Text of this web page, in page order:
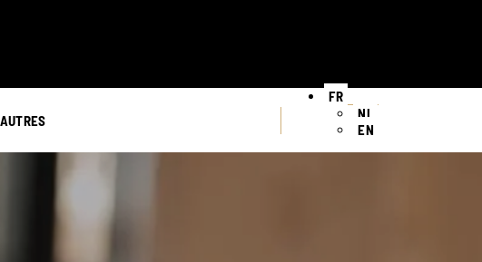
AUTRES
FR
NL
EN